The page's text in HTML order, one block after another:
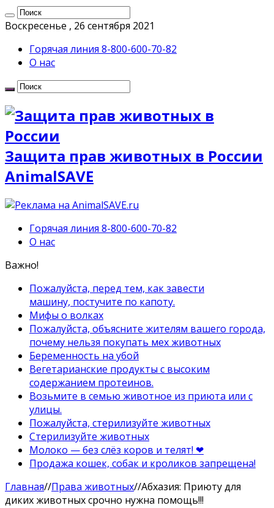
Воскресенье , 26 сентября 2021
Горячая линия 8-800-600-70-82
О нас
Защита прав животных в России
AnimalSAVE
Горячая линия 8-800-600-70-82
О нас
Важно!
Пожалуйста, перед тем, как завести
машину, постучите по капоту.
Мифы о волках
Пожалуйста, объясните жителям вашего города,
почему нельзя покупать мех животных
Беременность на убой
Вегетарианские продукты с высоким
содержанием протеинов.
Возьмите в семью животное из приюта или с
улицы.
Пожалуйста, стерилизуйте животных
Стерилизуйте животных
Молоко — без слёз коров и телят! ❤
Продажа кошек, собак и кроликов запрещена!
Главная//Права животных//Абхазия: Приюту для
диких животных срочно нужна помощь!!!